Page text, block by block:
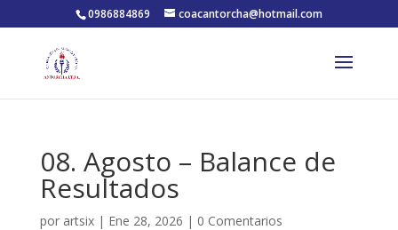
0986884869 coacantorcha@hotmail.com
08. Agosto – Balance de
Resultados
por artsix| Ene 28, 2026 | 0 Comentarios